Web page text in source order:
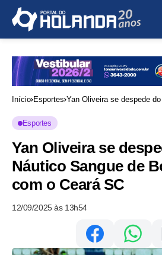
Início Esportes Yan Oliveira se despede
Esportes
Yan Oliveira se
Náutico Sangue de
com o Ceará SC
12/09/2025 às 13h54